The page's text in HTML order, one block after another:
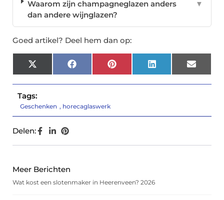
Waarom zijn champagneglazen anders
dan andere wijnglazen?
▼
Goed artikel? Deel hem dan op:
X
(Twitter)
FacebookPinterest LinkedIn Email
Tags:
Geschenken , horecaglaswerk
Delen:
Meer Berichten
Wat kost een slotenmaker in Heerenveen? 2026